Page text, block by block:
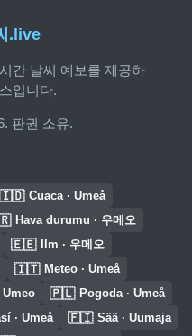
.live
간 날씨 예보를 제공하
입니다.
판권 소유.
🇮🇩 Cuaca · Umeå
Hava durumu · 우메오
🇪🇪 Ilm · 우메오
🇮🇹 Meteo · Umeå
Umeo 🇵🇱 Pogoda · Umeå
· Umeå 🇫🇮 Sää · Uumaja